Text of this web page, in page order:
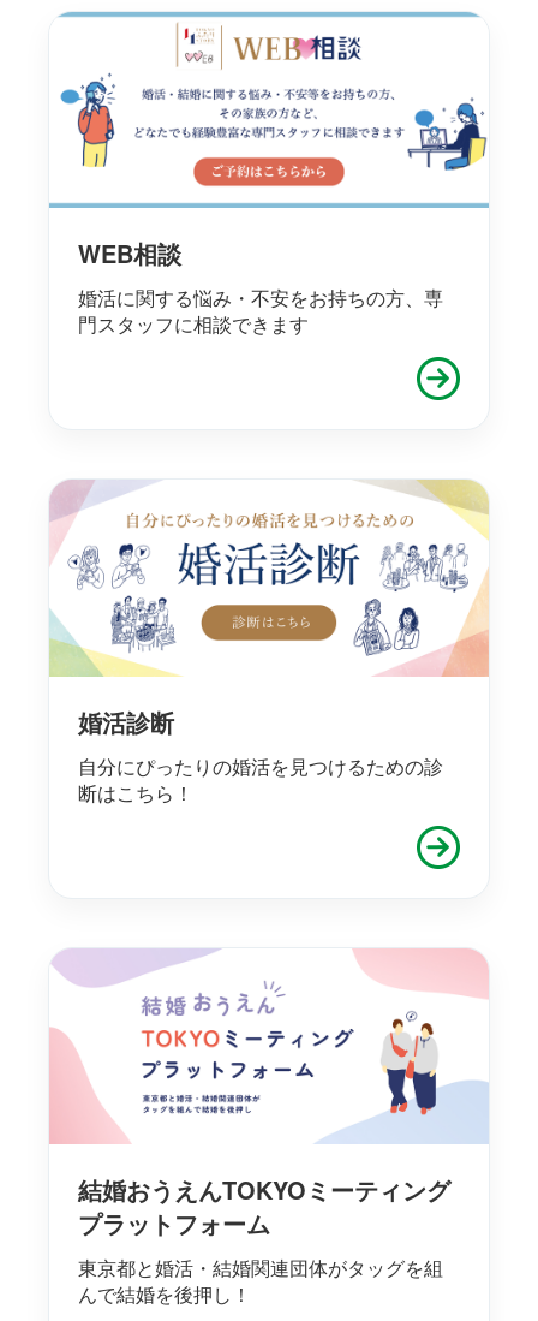
WEB相談
婚活に関する悩み・不安をお持ちの方、専
門スタッフに相談できます
婚活診断
自分にぴったりの婚活を見つけるための診
断はこちら！
結婚おうえんTOKYOミーティング
プラットフォーム
東京都と婚活・結婚関連団体がタッグを組
んで結婚を後押し！